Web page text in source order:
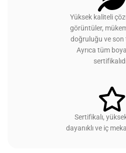
Yüksek kaliteli
görüntüler,
doğruluğu ve son
Ayrıca tüm
Sertifikalı,
dayanıklı ve iç